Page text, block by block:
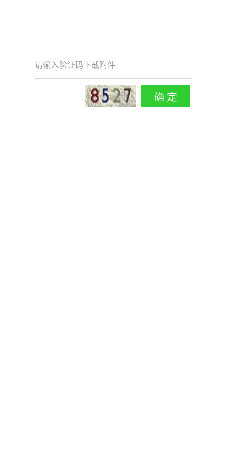
请输入验证码下载附件